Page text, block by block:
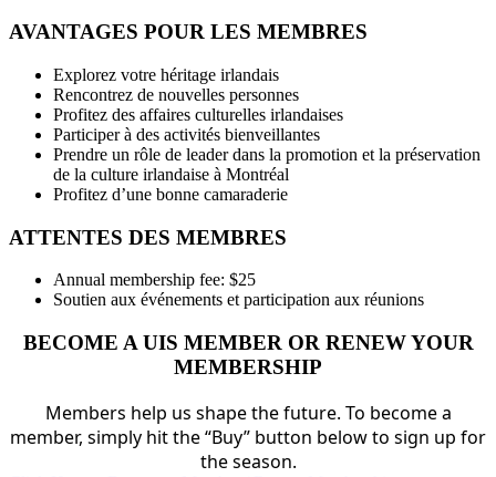
AVANTAGES POUR LES MEMBRES
Explorez votre héritage irlandais
Rencontrez de nouvelles personnes
Profitez des affaires culturelles irlandaises
Participer à des activités bienveillantes
Prendre un rôle de leader dans la promotion et la préservation
de la culture irlandaise à Montréal
Profitez d’une bonne camaraderie
ATTENTES DES MEMBRES
Annual membership fee: $25
Soutien aux événements et participation aux réunions
BECOME A UIS MEMBER OR RENEW YOUR
MEMBERSHIP
Members help us shape the future. To become a
member, simply hit the “Buy” button below to sign up for
the season.